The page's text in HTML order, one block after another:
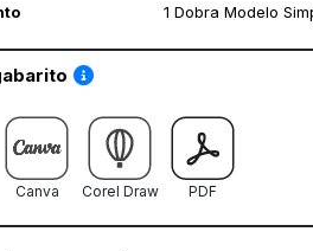
1 Dobra Modelo
Saiba como utilizar os nossos
Canva Corel Draw PDF